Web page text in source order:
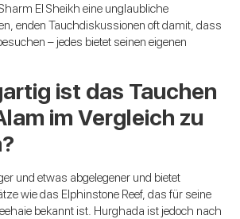
El Sheikh eine unglaubliche
enden Tauchdiskussionen oft damit, dass
– jedes bietet seinen eigenen
ist das Tauchen
im Vergleich zu
und etwas abgelegener und bietet
wie das Elphinstone Reef, das für seine
bekannt ist. Hurghada ist jedoch nach